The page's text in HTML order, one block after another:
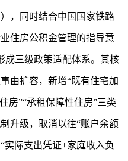
，同时结合中国国家铁路
住房公积金管理的指导意
成三级政策适配体系。其核
由扩容，新增“既有住宅加
房”“承租保障性住房”三类
升级，取消以往“账户余额
实际支出凭证+家庭收入负